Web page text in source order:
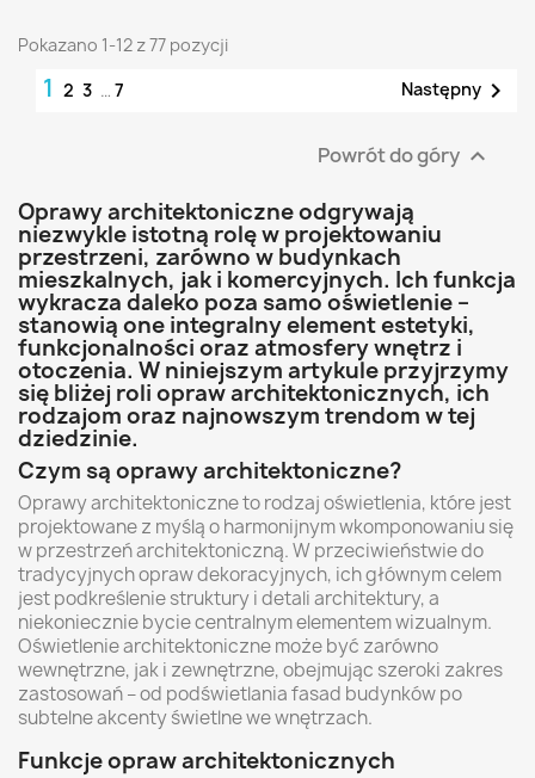
Pokazano 1-12 z 77 pozycji
1 2 3 … 7 Następny 
Powrót do góry 
Oprawy architektoniczne odgrywają
niezwykle istotną rolę w projektowaniu
przestrzeni, zarówno w budynkach
mieszkalnych, jak i komercyjnych. Ich funkcja
wykracza daleko poza samo oświetlenie –
stanowią one integralny element estetyki,
funkcjonalności oraz atmosfery wnętrz i
otoczenia. W niniejszym artykule przyjrzymy
się bliżej roli opraw architektonicznych, ich
rodzajom oraz najnowszym trendom w tej
dziedzinie.
Czym są oprawy architektoniczne?
Oprawy architektoniczne to rodzaj oświetlenia, które jest
projektowane z myślą o harmonijnym wkomponowaniu się
w przestrzeń architektoniczną. W przeciwieństwie do
tradycyjnych opraw dekoracyjnych, ich głównym celem
jest podkreślenie struktury i detali architektury, a
niekoniecznie bycie centralnym elementem wizualnym.
Oświetlenie architektoniczne może być zarówno
wewnętrzne, jak i zewnętrzne, obejmując szeroki zakres
zastosowań – od podświetlania fasad budynków po
subtelne akcenty świetlne we wnętrzach.
Funkcje opraw architektonicznych